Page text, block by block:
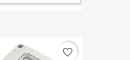
favorite_border